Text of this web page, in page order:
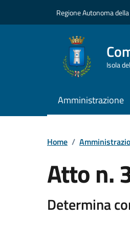
Regione Autonoma
Isola
Amministrazione
Home /
Atto n.
Determina